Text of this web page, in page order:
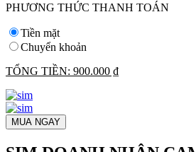
PHƯƠNG THỨC THANH TOÁN
Tiền mặt
Chuyển khoản
TỔNG TIỀN: 900.000 ₫
MUA NGAY